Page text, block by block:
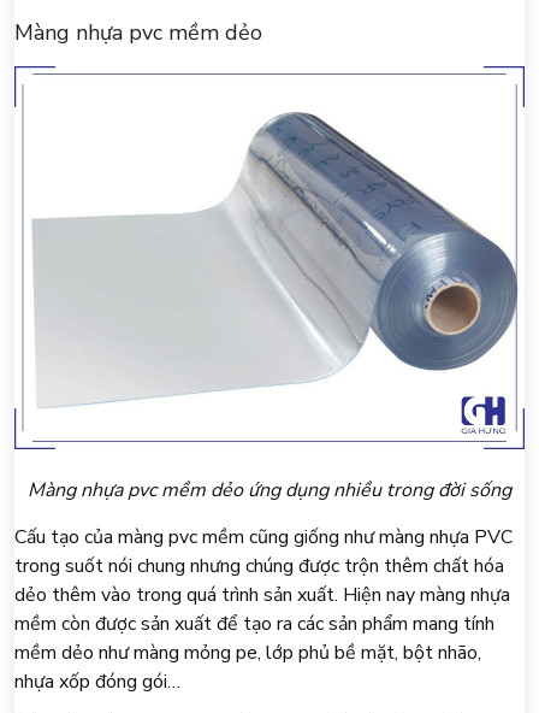
Màng nhựa pvc mềm dẻo
Màng nhựa pvc mềm dẻo ứng dụng nhiều trong đời sống
Cấu tạo của màng pvc mềm cũng giống như màng nhựa PVC
trong suốt nói chung nhưng chúng được trộn thêm chất hóa
dẻo thêm vào trong quá trình sản xuất. Hiện nay màng nhựa
mềm còn được sản xuất để tạo ra các sản phẩm mang tính
mềm dẻo như màng mỏng pe, lớp phủ bề mặt, bột nhão,
nhựa xốp đóng gói…